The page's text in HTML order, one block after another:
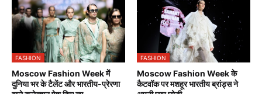
FASHION
Moscow Fashion Week में
दुनिया भर के टैलेंट और भारतीय-प्रेरणा
FASHION
Moscow Fashion Week के
कैटवॉक पर मशहूर भारतीय ब्रांड्स ने